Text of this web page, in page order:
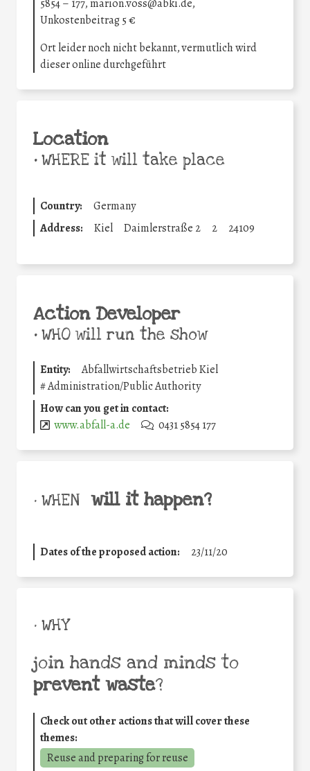
5854 – 177, marion.voss@abki.de,
Unkostenbeitrag 5 €
Ort leider noch nicht bekannt, vermutlich wird
dieser online durchgeführt
Location
•WHERE it will take place
Country:
Germany
Address:
Kiel Daimlerstraße 2 2 24109
Action Developer
•WHO will run the show
Entity:
Abfallwirtschaftsbetrieb Kiel
#Administration/Public Authority
How can you get in contact:
www.abfall-a.de
0431 5854 177
• WHEN will it happen?
Dates of the proposed action: 23/11/20
• WHY
join hands and minds to
prevent waste?
Check out other actions that will cover these
themes:
Reuse and preparing for reuse